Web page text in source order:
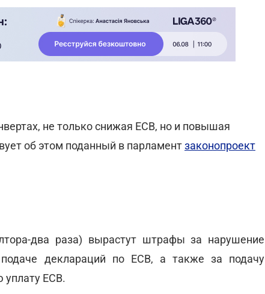
не только снижая ЕСВ, но и повышая
об этом поданный в парламентзаконопроект
два раза) вырастут штрафы за нарушение
деклараций по ЕСВ, а также за подачу
уплату ЕСВ.